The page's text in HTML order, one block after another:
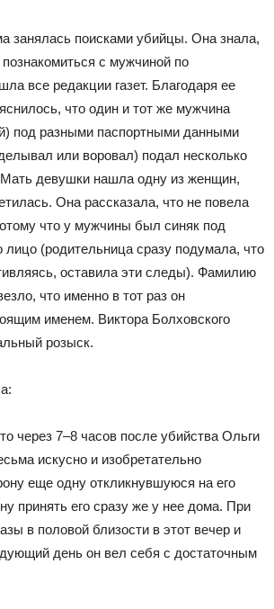
занялась поисками убийцы. Она знала,
с мужчиной по
все редакции газет. Благодаря ее
что один и тот же мужчина
под разными паспортными данными
или воровал) подал несколько
девушки нашла одну из женщин,
Она рассказала, что не повела
что у мужчины был синяк под
лицо (родительница сразу подумала, что
оставила эти следы). Фамилию
что именно в тот раз он
именем. Виктора Болховского
розыск.
через 7–8 часов после убийства Ольги
искусно и изобретательно
еще одну откликнувшуюся на его
принять его сразу же у нее дома. При
в половой близости в этот вечер и
день он вел себя с достаточным